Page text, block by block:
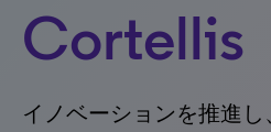
Cortellis
イノベーションを推進